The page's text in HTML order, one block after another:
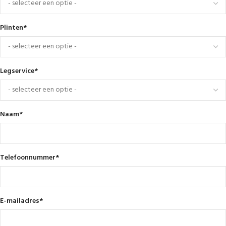
Plinten*
Legservice*
Naam*
Telefoonnummer*
E-mailadres*